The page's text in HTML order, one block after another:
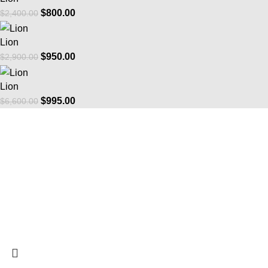
$2,400.00 $800.00
Lion
$2,900.00 $950.00
Lion
$6,600.00 $995.00